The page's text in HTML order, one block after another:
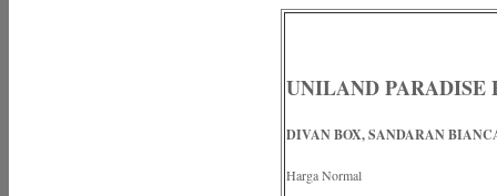
UNILAND
DIVAN BOX, SANDARAN
Harga Normal